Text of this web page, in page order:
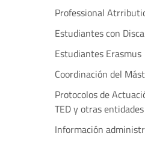
Professional
Estudiantes con
Estudiantes Erasmus
Coordinación del
Protocolos de
TED y otras entidades
Información